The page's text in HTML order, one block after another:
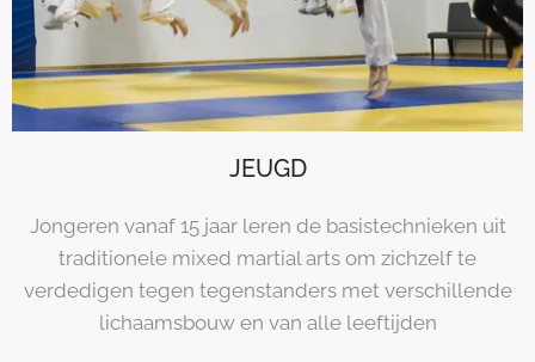
JEUGD
Jongeren vanaf 15 jaar leren de basistechnieken uit
traditionele mixed martial arts om zichzelf te
verdedigen tegen tegenstanders met verschillende
lichaamsbouw en van alle leeftijden